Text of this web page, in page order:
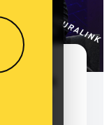
en
su
la